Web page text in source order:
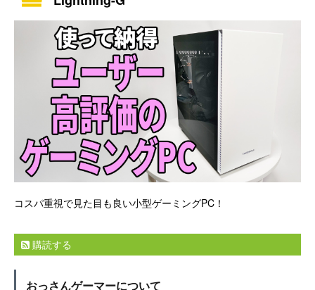
コスパ重視で見た目も良い小型ゲーミングPC！
購読する
おっさんゲーマーについて